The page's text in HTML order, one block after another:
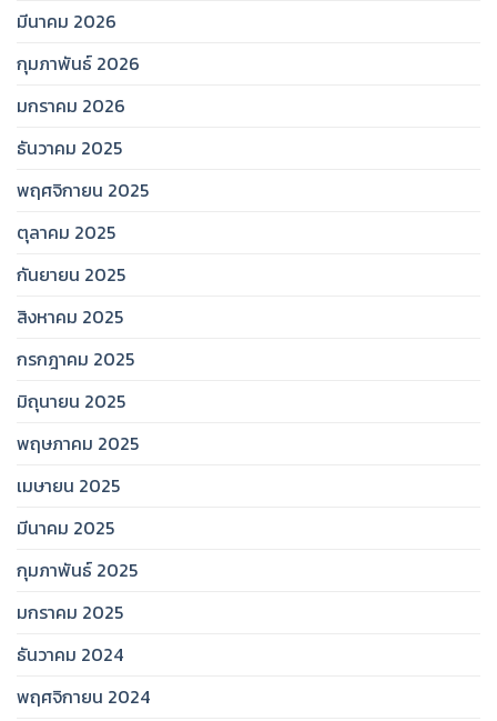
มีนาคม 2026
กุมภาพันธ์ 2026
มกราคม 2026
ธันวาคม 2025
พฤศจิกายน 2025
ตุลาคม 2025
กันยายน 2025
สิงหาคม 2025
กรกฎาคม 2025
มิถุนายน 2025
พฤษภาคม 2025
เมษายน 2025
มีนาคม 2025
กุมภาพันธ์ 2025
มกราคม 2025
ธันวาคม 2024
พฤศจิกายน 2024